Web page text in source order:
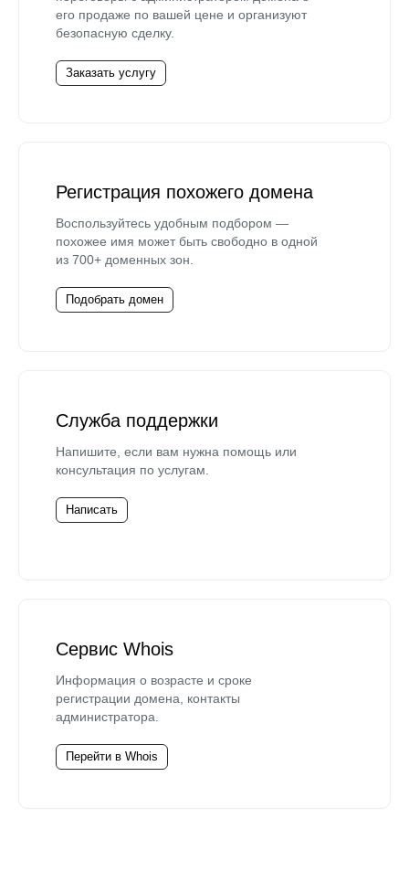
его продаже по вашей цене и организуют
безопасную сделку.
Заказать услугу
Регистрация похожего домена
Воспользуйтесь удобным подбором —
похожее имя может быть свободно в одной
из 700+ доменных зон.
Подобрать домен
Служба поддержки
Напишите, если вам нужна помощь или
консультация по услугам.
Написать
Сервис Whois
Информация о возрасте и сроке
регистрации домена, контакты
администратора.
Перейти в Whois